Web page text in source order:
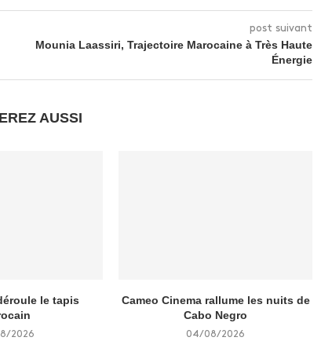
post suivant
Mounia Laassiri, Trajectoire Marocaine à Très Haute
Énergie
AUSSI
le tapis
2026
Cameo Cinema rallume les nuits de
Cabo Negro
04/08/2026